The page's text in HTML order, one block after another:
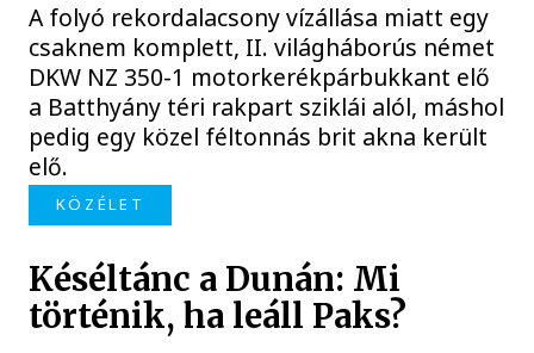
A folyó rekordalacsony vízállása miatt egy
csaknem komplett, II. világháborús német
DKW NZ 350-1 motorkerékpárbukkant elő
a Batthyány téri rakpart sziklái alól, máshol
pedig egy közel féltonnás brit akna került
elő.
KÖZÉLET
Késéltánc a Dunán: Mi
történik, ha leáll Paks?